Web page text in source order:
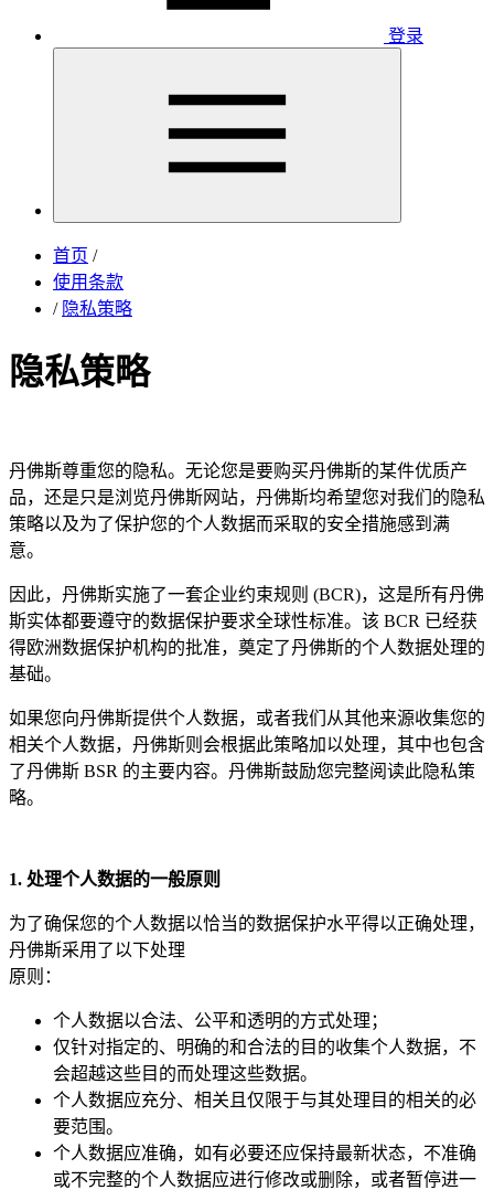
登录
首页 /
使用条款
/ 隐私策略
隐私策略
丹佛斯尊重您的隐私。无论您是要购买丹佛斯的某件优质产
品，还是只是浏览丹佛斯网站，丹佛斯均希望您对我们的隐私
策略以及为了保护您的个人数据而采取的安全措施感到满
意。
因此，丹佛斯实施了一套企业约束规则 (BCR)，这是所有丹佛
斯实体都要遵守的数据保护要求全球性标准。该 BCR 已经获
得欧洲数据保护机构的批准，奠定了丹佛斯的个人数据处理的
基础。
如果您向丹佛斯提供个人数据，或者我们从其他来源收集您的
相关个人数据，丹佛斯则会根据此策略加以处理，其中也包含
了丹佛斯 BSR 的主要内容。丹佛斯鼓励您完整阅读此隐私策
略。
1. 处理个人数据的一般原则
为了确保您的个人数据以恰当的数据保护水平得以正确处理，
丹佛斯采用了以下处理
原则：
个人数据以合法、公平和透明的方式处理；
仅针对指定的、明确的和合法的目的收集个人数据，不
会超越这些目的而处理这些数据。
个人数据应充分、相关且仅限于与其处理目的相关的必
要范围。
个人数据应准确，如有必要还应保持最新状态，不准确
或不完整的个人数据应进行修改或删除，或者暂停进一